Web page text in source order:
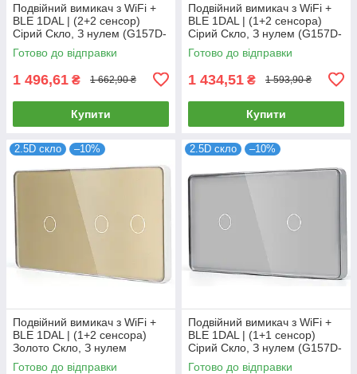
Подвійний вимикач з WiFi +
BLE 1DAL | (2+2 сенсор)
Сірий Скло, З нулем (G157D-
SW2GX2.WF.GR)
Готово до відправки
1 496,61 ₴ 1 662,90 ₴
Купити
Подвійний вимикач з WiFi +
BLE 1DAL | (1+2 сенсора)
Сірий Скло, З нулем (G157D-
SW1G2G.WF.GR)
Готово до відправки
1 434,51 ₴ 1 593,90 ₴
Купити
2.5D скло –10%
Подвійний вимикач з WiFi +
BLE 1DAL | (1+2 сенсора)
Золото Скло, З нулем
(G157D-SW1G2G.WF.GD)
Готово до відправки
2.5D скло –10%
Подвійний вимикач з WiFi +
BLE 1DAL | (1+1 сенсор)
Сірий Скло, З нулем (G157D-
SW1GX2.WF.GR)
Готово до відправки